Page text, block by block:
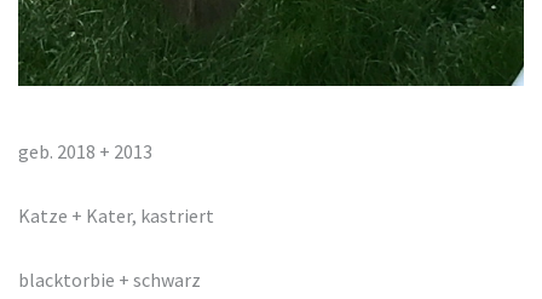
geb. 2018 + 2013
Katze + Kater, kastriert
blacktorbie + schwarz